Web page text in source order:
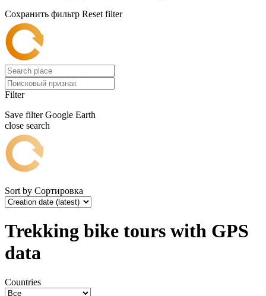
Сохранить фильтр Reset filter
Filter
Save filter Google Earth
close search
Sort by Сортировка
Trekking bike tours with GPS
data
Countries